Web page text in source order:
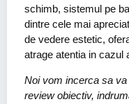
schimb, sistemul pe
dintre cele mai
de vedere estetic,
atrage atentia in cazul
Noi vom incerca sa
review obiectiv,